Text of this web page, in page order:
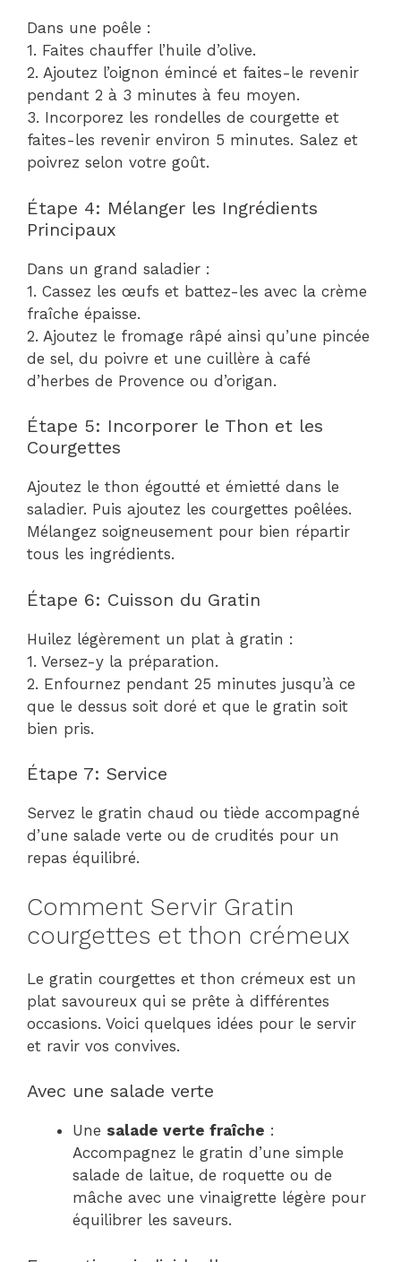
Dans une poêle :
1. Faites chauffer l’huile d’olive.
2. Ajoutez l’oignon émincé et faites-le revenir
pendant 2 à 3 minutes à feu moyen.
3. Incorporez les rondelles de courgette et
faites-les revenir environ 5 minutes. Salez et
poivrez selon votre goût.
Étape 4: Mélanger les Ingrédients
Principaux
Dans un grand saladier :
1. Cassez les œufs et battez-les avec la crème
fraîche épaisse.
2. Ajoutez le fromage râpé ainsi qu’une pincée
de sel, du poivre et une cuillère à café
d’herbes de Provence ou d’origan.
Étape 5: Incorporer le Thon et les
Courgettes
Ajoutez le thon égoutté et émietté dans le
saladier. Puis ajoutez les courgettes poêlées.
Mélangez soigneusement pour bien répartir
tous les ingrédients.
Étape 6: Cuisson du Gratin
Huilez légèrement un plat à gratin :
1. Versez-y la préparation.
2. Enfournez pendant 25 minutes jusqu’à ce
que le dessus soit doré et que le gratin soit
bien pris.
Étape 7: Service
Servez le gratin chaud ou tiède accompagné
d’une salade verte ou de crudités pour un
repas équilibré.
Comment Servir Gratin
courgettes et thon crémeux
Le gratin courgettes et thon crémeux est un
plat savoureux qui se prête à différentes
occasions. Voici quelques idées pour le servir
et ravir vos convives.
Avec une salade verte
Une salade verte fraîche :
Accompagnez le gratin d’une simple
salade de laitue, de roquette ou de
mâche avec une vinaigrette légère pour
équilibrer les saveurs.